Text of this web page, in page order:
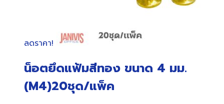
ลดราคา!
น็อตยึดแฟ้มสีทอง ขนาด 4 มม.
(M4)20ชุด/แพ็ค